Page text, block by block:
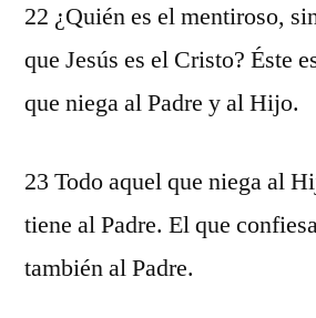
22 ¿Quién es el mentiroso,
que Jesús es el Cristo? Éste
que niega al Padre y al Hijo.
23 Todo aquel que niega al
tiene al Padre. El que
también al Padre.